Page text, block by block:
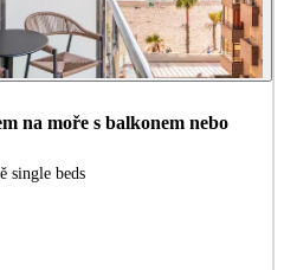
na moře s balkonem nebo
single beds